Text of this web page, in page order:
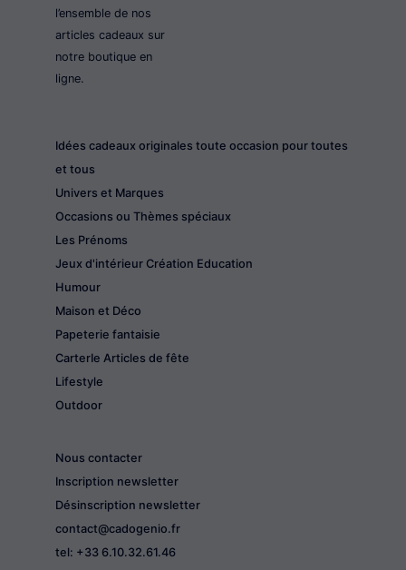
l’ensemble de nos
articles cadeaux sur
notre boutique en
ligne.
Idées cadeaux originales toute occasion pour toutes
et tous
Univers et Marques
Occasions ou Thèmes spéciaux
Les Prénoms
Jeux d'intérieur Création Education
Humour
Maison et Déco
Papeterie fantaisie
CarterIe Articles de fête
Lifestyle
Outdoor
Nous contacter
Inscription newsletter
Désinscription newsletter
contact@cadogenio.fr
tel: +33 6.10.32.61.46